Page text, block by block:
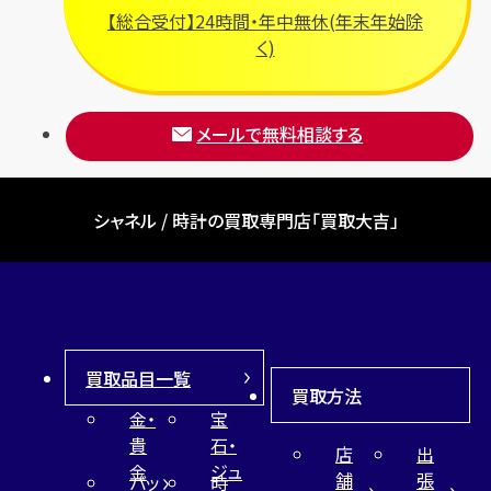
【総合受付】24時間・年中無休(年末年始除
く)
メールで無料相談する
シャネル / 時計の買取専門店「買取大吉」
買取品目一覧
金・
貴
金
宝
石・
ジュ
バッ 時
買取方法
店
舗
出
張